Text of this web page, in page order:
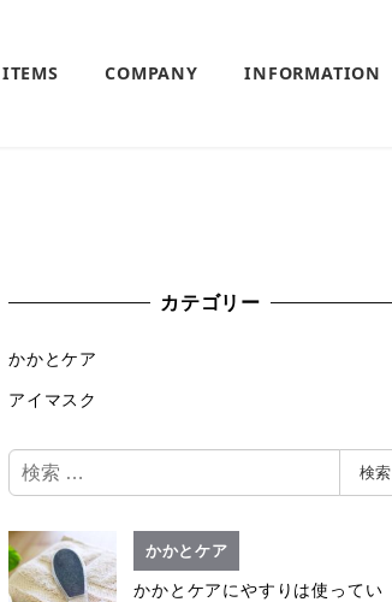
ITEMS COMPANY INFORMATION
カテゴリー
かかとケア
アイマスク
検
索
検索
かかとケア
かかとケアにやすりは使ってい